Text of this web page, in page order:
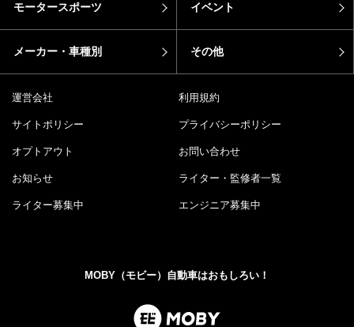
モータースポーツ イベント
メーカー・車種別 その他
運営会社 利用規約
サイトポリシー プライバシーポリシー
オプトアウト お問い合わせ
お知らせ ライター・監修者一覧
ライター募集中 エンジニア募集中
MOBY（モビー）自動車はおもしろい！